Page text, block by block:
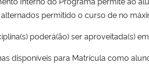
permitido o curso de no
poderá(ão) ser aproveitada(s)
disponíveis para Matrícula como